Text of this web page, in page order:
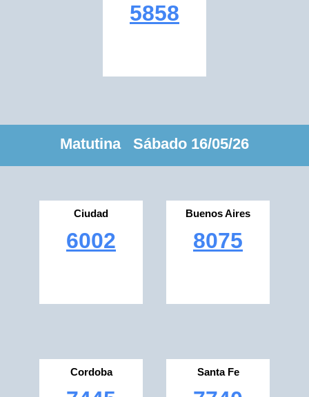
5858
Matutina Sábado 16/05/26
Ciudad
6002
Buenos Aires
8075
Cordoba Santa Fe